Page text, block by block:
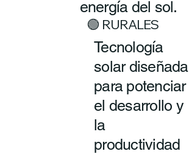
energía del sol.
🟢 RURALES
Tecnología
solar diseñada
para potenciar
el desarrollo y
la
productividad